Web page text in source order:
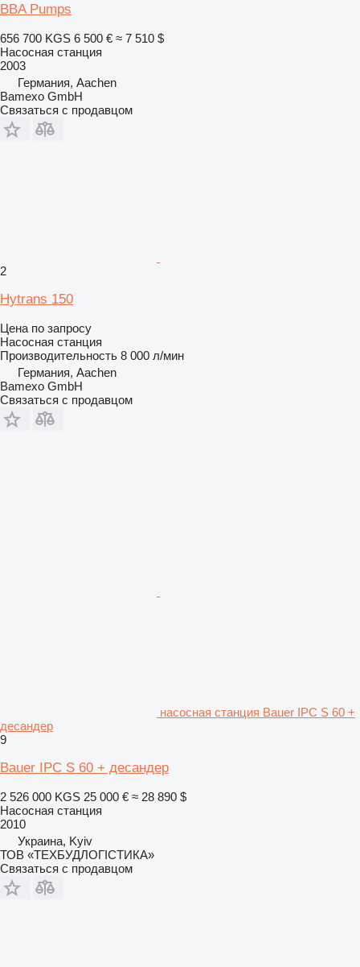
BBA Pumps
656 700 KGS 6 500 € ≈ 7 510 $
Насосная станция
2003
Германия, Aachen
Bamexo GmbH
Связаться с продавцом
2
Hytrans 150
Цена по запросу
Насосная станция
Производительность 8 000 л/мин
Германия, Aachen
Bamexo GmbH
Связаться с продавцом
насосная станция Bauer IPC S 60 +
десандер
9
Bauer IPC S 60 + десандер
2 526 000 KGS 25 000 € ≈ 28 890 $
Насосная станция
2010
Украина, Kyiv
ТОВ «ТЕХБУДЛОГІСТИКА»
Связаться с продавцом